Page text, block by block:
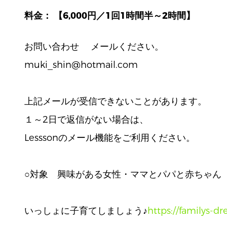
料金： 【6,000円／1回1時間半～2時間】
お問い合わせ メールください。
muki_shin@hotmail.com
上記メールが受信できないことがあります。
１～2日で返信がない場合は、
Lesssonのメール機能をご利用ください。
○対象 興味がある女性・ママとパパと赤ちゃん
いっしょに子育てしましょう♪https://familys-